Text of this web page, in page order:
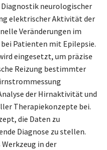
neurologischer
elektrischer Aktivität der
Veränderungen im
Patienten mit Epilepsie.
eingesetzt, um präzise
Reizung bestimmter
der Hirnaktivität und
Therapiekonzepte bei.
die Daten zu
Diagnose zu stellen.
in der